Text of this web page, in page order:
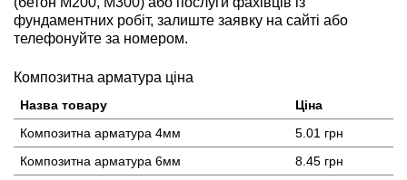
фундаментних робіт, залиште заявку на сайті або
телефонуйте за номером.
Композитна арматура ціна
Назва товару
Ціна
Композитна арматура 4мм
5.01 грн
Композитна арматура 6мм
8.45 грн